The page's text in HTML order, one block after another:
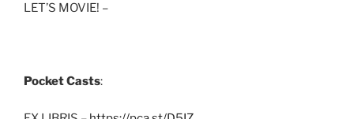
LET’S MOVIE! –
Pocket Casts: